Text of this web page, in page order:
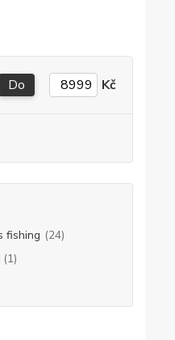
Do Kč
fishing (24)
(1)